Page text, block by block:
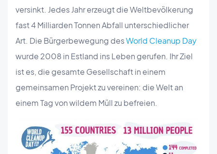
versinkt. Jedes Jahr erzeugt die Weltbevölkerung
fast 4 Milliarden Tonnen Abfall unterschiedlicher
Art. Die Bürgerbewegung desWorld Cleanup Day
wurde 2008 in Estland ins Leben gerufen. Ihr Ziel
ist es, die gesamte Gesellschaft in einem
gemeinsamen Projekt zu vereinen: die Welt an
einem Tag von wildem Müll zu befreien.